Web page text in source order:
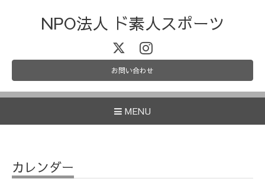
NPO法人 ド素人スポーツ
お問い合わせ
MENU
カレンダー